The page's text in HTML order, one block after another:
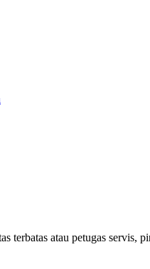
terbatas atau petugas servis,